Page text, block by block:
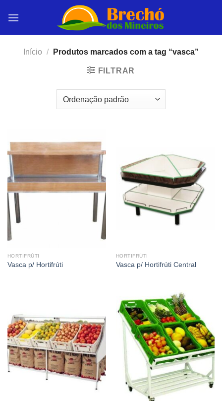
Início / Produtos marcados com a tag “vasca”
FILTRAR
HORTIFRÚTI
Vasca p/ Hortifrúti
HORTIFRÚTI
Vasca p/ Hortifrúti Central